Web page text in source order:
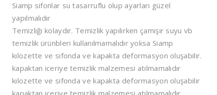
Siamp sifonlar su tasarruflu olup ayarları güzel
yapılmalıdır
Temizliği kolaydır. Temizlik yapılırken çamışır suyu vb
temizlik ürünbleri kullanılmamalıdır yoksa Siamp
kılozette ve sifonda ve kapakta deformasyon oluşabilir.
kapaktan iceriye temizlik malzemesi atılmamalıdır
kılozette ve sifonda ve kapakta deformasyon oluşabilir